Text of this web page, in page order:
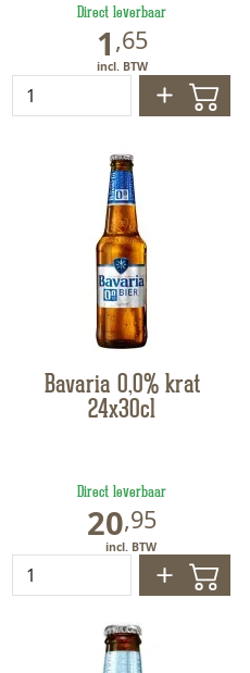
1 ,65
Direct leverbaar
Bavaria 0,0% krat
24x30cl
20,95
Direct leverbaar